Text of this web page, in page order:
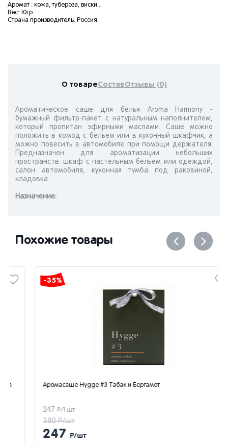
Аромат : кожа, тубероза, виски .
Вес: 10гр.
Страна производитель: Россия.
О товареСоставОтзывы (0)
Ароматическое саше для белья Aroma Harmony -
бумажный фильтр-пакет с натуральным наполнителем,
который пропитан эфирными маслами. Саше можно
положить в комод с бельем или в кухонный шкафчик, а
можно повесить в автомобиле при помощи держателя.
Предназначен для ароматизации небольших
пространств: шкаф с пастельным бельем или одеждой,
салон автомобиля, кухонная тумба под раковиной,
кладовка.
Назначениe:
Похожие товары
Аромасаше Hygge #3 Табак и Бергамот
Р/1 шт
380 Р/шт
247Р/шт